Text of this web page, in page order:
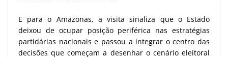
E para o Amazonas, a visita sinaliza que o Estado
deixou de ocupar posição periférica nas estratégias
partidárias nacionais e passou a integrar o centro das
decisões que começam a desenhar o cenário eleitoral